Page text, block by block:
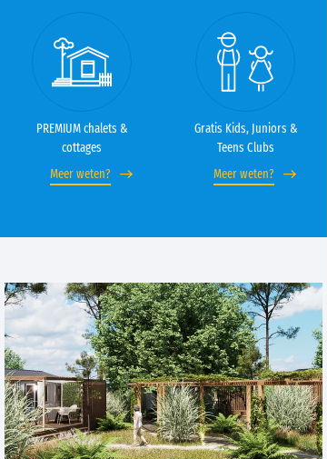
PREMIUM chalets &
cottages
Meer weten?
Gratis Kids, Juniors &
Teens Clubs
Meer weten?